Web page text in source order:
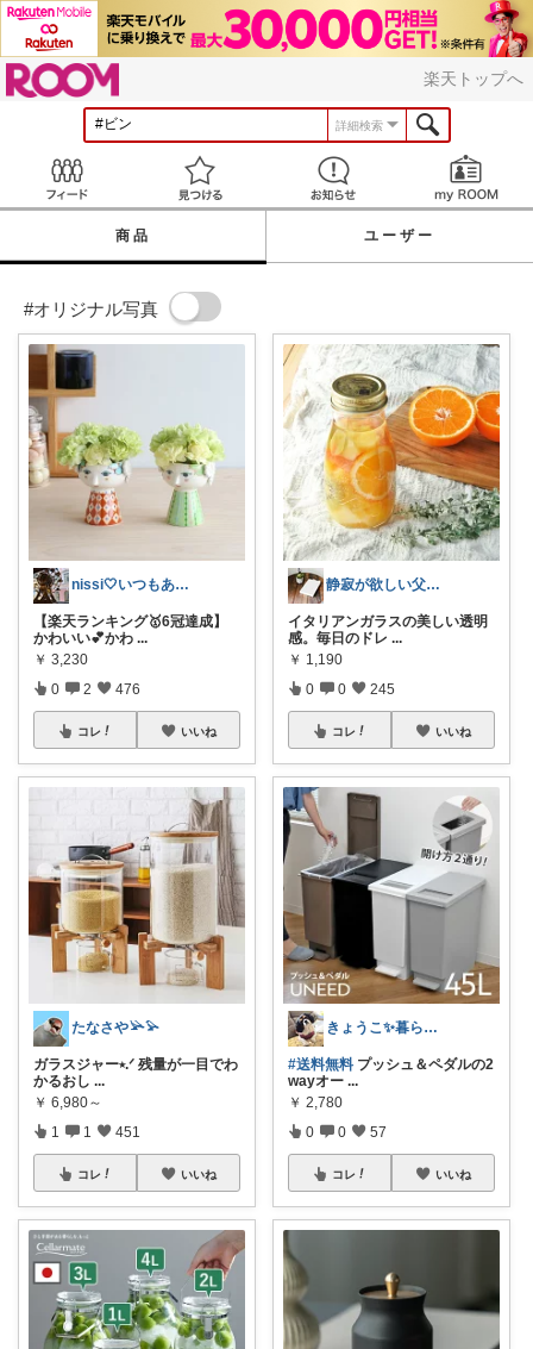
楽天トップへ
詳細検索
見つける お知らせ
商品 ユーザー
#オリジナル写真
nissi🤍いつもありがとう🍀
【楽天ランキング🥇6冠達成】
かわいい💕かわ ...
￥ 3,230
0 2 476
コレ いいね
たなさや𓅪𓅫
ガラスジャー⭑.ᐟ 残量が一目でわ
かるおし ...
￥ 6,980～
1 1 451
コレ いいね
静寂が欲しい父🍀憧れの無骨な暮らし
イタリアンガラスの美しい透明
感。毎日のドレ ...
￥ 1,190
0 0 245
コレ いいね
きょうこ✨暮らしをちょっと便利に✨
#送料無料 プッシュ＆ペダルの2
wayオー ...
￥ 2,780
0 0 57
コレ いいね